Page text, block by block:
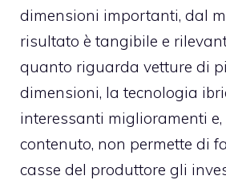
dimensioni importanti, dal
risultato è tangibile e
quanto riguarda vetture di
dimensioni, la tecnologia
interessanti miglioramenti
contenuto, non permette di
casse del produttore gli